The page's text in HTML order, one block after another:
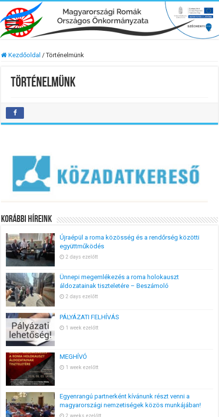
Kezdőoldal / Történelmünk
Történelmünk
Korábbi Híreink
Újraépül a roma közösség és a rendőrség közötti
együttműködés
2 days ezelőtt
Ünnepi megemlékezés a roma holokauszt
áldozatainak tiszteletére – Beszámoló
2 days ezelőtt
PÁLYÁZATI FELHÍVÁS
1 week ezelőtt
MEGHÍVÓ
1 week ezelőtt
Egyenrangú partnerként kívánunk részt venni a
magyarországi nemzetiségek közös munkájában!
2 weeks ezelőtt